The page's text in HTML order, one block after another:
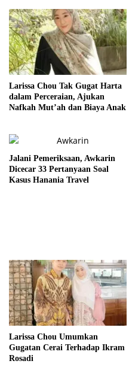
Larissa Chou Tak Gugat Harta
dalam Perceraian, Ajukan
Nafkah Mut’ah dan Biaya Anak
Jalani Pemeriksaan, Awkarin
Dicecar 33 Pertanyaan Soal
Kasus Hanania Travel
Larissa Chou Umumkan
Gugatan Cerai Terhadap Ikram
Rosadi